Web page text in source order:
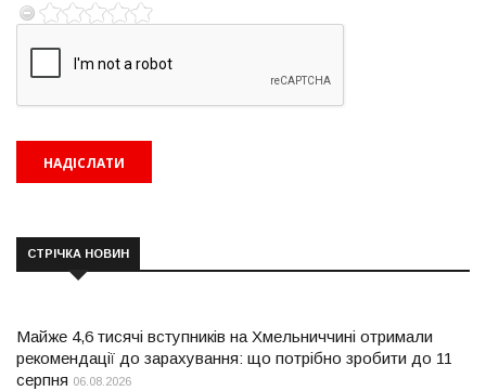
СТРІЧКА НОВИН
Майже 4,6 тисячі вступників на Хмельниччині отримали
рекомендації до зарахування: що потрібно зробити до 11
серпня 06.08.2026